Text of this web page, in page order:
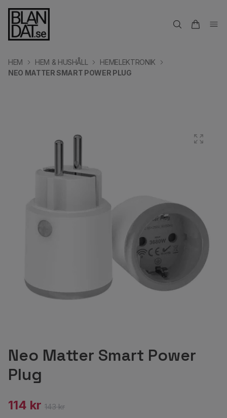
HEM HEM & HUSHÅLL
HEMELEKTRONIK
NEO MATTER SMART POWER PLUG
Neo Matter Smart Power
Plug
114 kr 143 kr